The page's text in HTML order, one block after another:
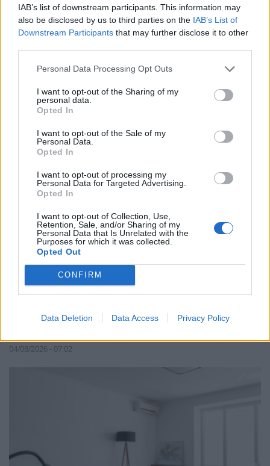
IAB’s list of downstream participants. This information may
also be disclosed by us to third parties on the IAB’s List of
Downstream Participants that may further disclose it to other
Personal Data Processing Opt Outs
I want to opt-out of the Sharing of my
personal data.
Opted In
I want to opt-out of the Sale of my
Personal Data.
Opted In
I want to opt-out of processing my
Personal Data for Targeted Advertising.
Opted In
I want to opt-out of Collection, Use,
Retention, Sale, and/or Sharing of my
Personal Data that Is Unrelated with the
Purposes for which it was collected.
Opted Out
CONFIRM
Data Deletion Data Access Privacy Policy
ΧΡΗΣΤΙΚΑ
Γιατί οι 26°C στο κλιματιστικό δεν αποτελούν
04/08/2026 - 07:01
ΧΡΗΣΤΙΚΑ
κλιματιστικό από τον τοίχο για μέγιστη
04/08/2026 - 07:02